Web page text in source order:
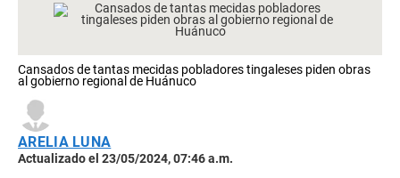
Cansados de tantas mecidas pobladores tingaleses piden obras
al gobierno regional de Huánuco
ARELIA LUNA
Actualizado el 23/05/2024, 07:46 a.m.